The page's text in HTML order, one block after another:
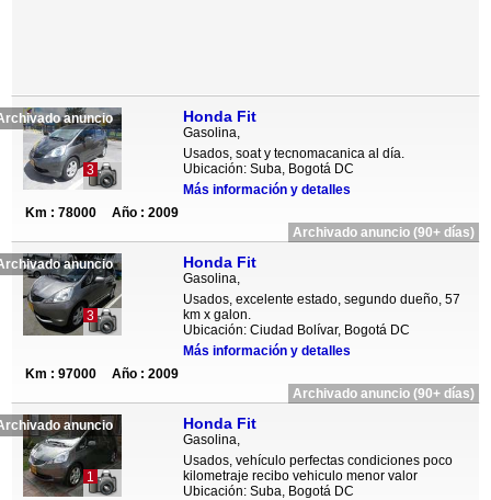
anuncio
3
Honda Fit
Gasolina,
Usados, soat y tecnomacanica al día.
Ubicación: Suba, Bogotá DC
Más información y detalles
Km : 78000
Año : 2009
Archivado anuncio (90+ días)
anuncio
3
Honda Fit
Gasolina,
Usados, excelente estado, segundo dueño, 57
km x galon.
Ubicación: Ciudad Bolívar, Bogotá DC
Más información y detalles
Km : 97000
Año : 2009
Archivado anuncio (90+ días)
anuncio
1
Honda Fit
Gasolina,
Usados, vehículo perfectas condiciones poco
kilometraje recibo vehiculo menor valor
Ubicación: Suba, Bogotá DC